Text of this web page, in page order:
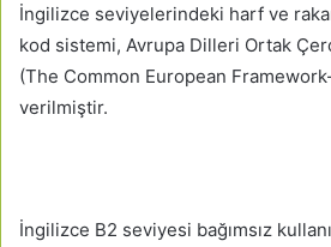
İngilizce seviyelerindeki harf ve
kod sistemi, Avrupa Dilleri Ortak
(The Common European
verilmiştir.
İngilizce B2 seviyesi bağımsız